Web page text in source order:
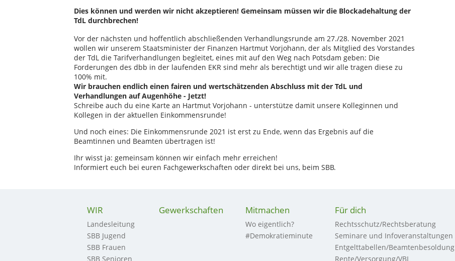
Dies können und werden wir nicht akzeptieren! Gemeinsam müssen wir die Blockadehaltung der
TdL durchbrechen!
Vor der nächsten und hoffentlich abschließenden Verhandlungsrunde am 27./28. November 2021
wollen wir unserem Staatsminister der Finanzen Hartmut Vorjohann, der als Mitglied des Vorstandes
der TdL die Tarifverhandlungen begleitet, eines mit auf den Weg nach Potsdam geben: Die
Forderungen des dbb in der laufenden EKR sind mehr als berechtigt und wir alle tragen diese zu
100% mit.
Wir brauchen endlich einen fairen und wertschätzenden Abschluss mit der TdL und
Verhandlungen auf Augenhöhe - Jetzt!
Schreibe auch du eine Karte an Hartmut Vorjohann - unterstütze damit unsere Kolleginnen und
Kollegen in der aktuellen Einkommensrunde!
Und noch eines: Die Einkommensrunde 2021 ist erst zu Ende, wenn das Ergebnis auf die
Beamtinnen und Beamten übertragen ist!
Ihr wisst ja: gemeinsam können wir einfach mehr erreichen!
Informiert euch bei euren Fachgewerkschaften oder direkt bei uns, beim SBB.
WIR
Landesleitung
SBB Jugend
SBB Frauen
SBB Senioren
Gewerkschaften Mitmachen
Wo eigentlich?
#Demokratieminute
Für dich
Rechtsschutz/Rechtsberatung
Seminare und Infoveranstaltungen
Entgelttabellen/Beamtenbesoldung
Rente/Versorgung/VBL